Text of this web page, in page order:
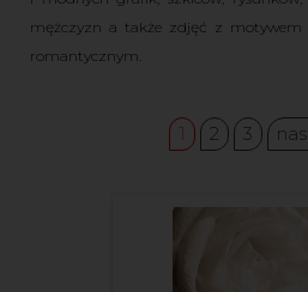
mężczyzn a także zdjęć z
romantycznym.
1 2 3